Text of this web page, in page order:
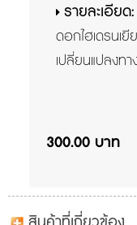
รายละเอียด:
ดอกไฮเดรนเ
เปลี่ยนแปลงทา
300.00 บาท